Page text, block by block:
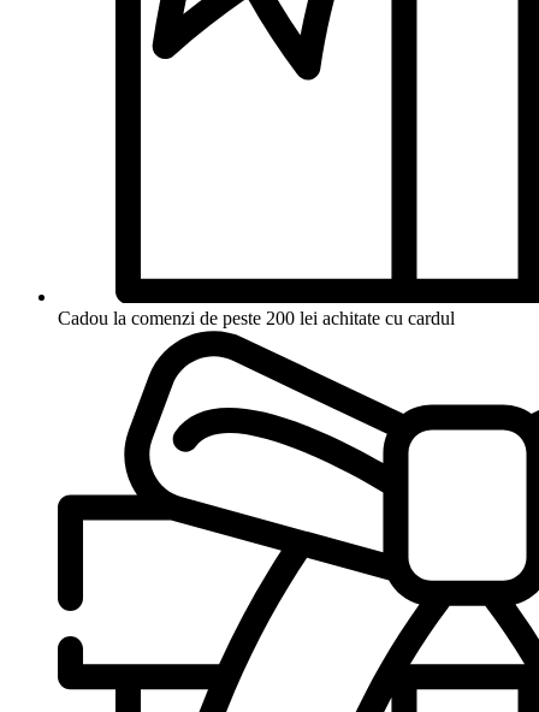
Cadou la comenzi de peste 200 lei achitate cu cardul